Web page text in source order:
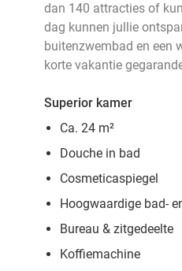
dan 140 attracties of
dag kunnen jullie
buitenzwembad en een
korte vakantie
Superior kamer
Ca. 24 m²
Douche in bad
Cosmeticaspiegel
Hoogwaardige bad-
Bureau & zitgedeelte
Koffiemachine